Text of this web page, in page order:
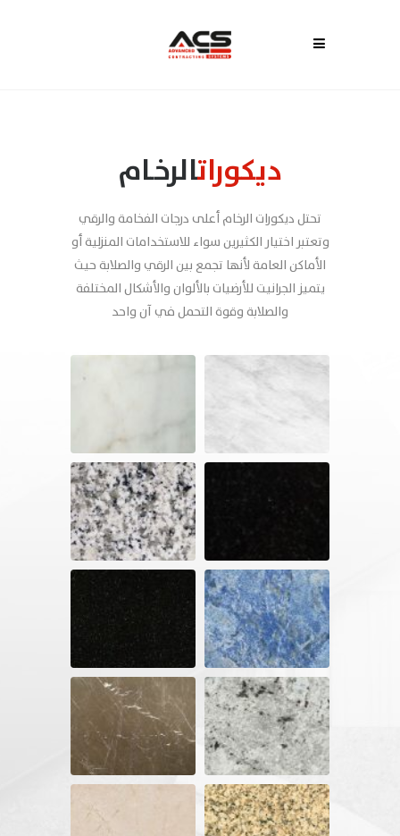
ديكوراتالرخـام
تحتل ديكورات الرخام أعلى درجات الفخامة والرقي
وتعتبر اختيار الكثيرين سواء للاستخدامات المنزلية أو
الأماكن العامة لأنها تجمع بين الرقي والصلابة حيث
يتميز الجرانيت للأرضيات بالألوان والأشكال المختلفة
والصلابة وقوة التحمل في آن واحد